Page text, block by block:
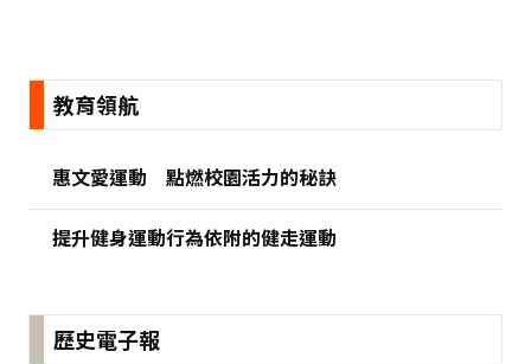
:::教育領航
惠文愛運動 點燃校園活力的秘訣
提升健身運動行為依附的健走運動
歷史電子報